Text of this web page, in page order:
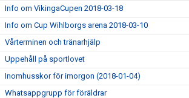
Info om VikingaCupen 2018-03-18
Info om Cup Wihlborgs arena 2018-03-10
Vårterminen och tränarhjälp
Uppehåll på sportlovet
Inomhusskor för imorgon (2018-01-04)
Whatsappgrupp för föräldrar